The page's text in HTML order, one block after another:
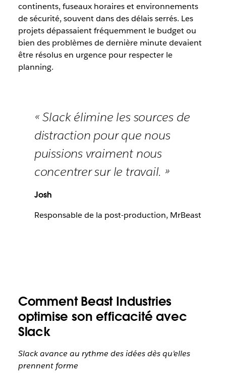
continents, fuseaux horaires et environnements
de sécurité, souvent dans des délais serrés. Les
projets dépassaient fréquemment le budget ou
bien des problèmes de dernière minute devaient
être résolus en urgence pour respecter le
planning.
« Slack élimine les sources de
distraction pour que nous
puissions vraiment nous
concentrer sur le travail. »
Josh
Responsable de la post-production, MrBeast
Comment Beast Industries
optimise son efficacité avec
Slack
Slack avance au rythme des idées dès qu'elles
prennent forme